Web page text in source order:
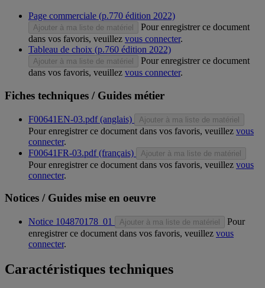
Page commerciale (p.770 édition 2022)
Ajouter à ma liste de matériel
Pour enregistrer ce document
dans vos favoris, veuillez vous connecter.
Tableau de choix (p.760 édition 2022)
Ajouter à ma liste de matériel
Pour enregistrer ce document
dans vos favoris, veuillez vous connecter.
Fiches techniques / Guides métier
F00641EN-03.pdf (anglais) Ajouter à ma liste de matériel
Pour enregistrer ce document dans vos favoris, veuillez vous
connecter.
F00641FR-03.pdf (français)
Ajouter à ma liste de matériel
Pour enregistrer ce document dans vos favoris, veuillez vous
connecter.
Notices / Guides mise en oeuvre
Notice 104870178_01 Ajouter à ma liste de matériel
Pour
enregistrer ce document dans vos favoris, veuillez vous
connecter.
Caractéristiques techniques